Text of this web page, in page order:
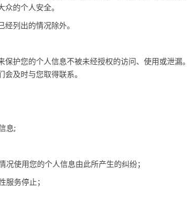
的个人安全。
列出的情况除外。
护您的个人信息不被未经授权的访问、使用或泄漏。
及时与您取得联系。
息;
使用您的个人信息由此所产生的纠纷；
务停止；